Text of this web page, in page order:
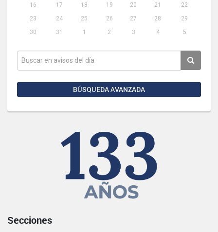
16
17 18 19 20 21
22
23
24 25 26 27 28
29
30
31 1 2 3 4 5
BÚSQUEDA AVANZADA
Secciones